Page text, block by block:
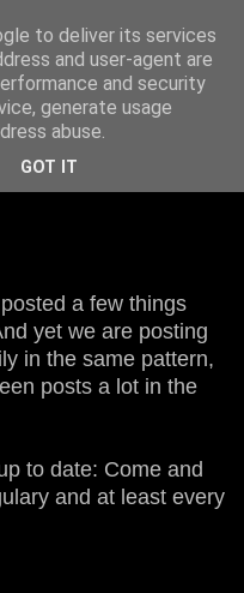
a few things
yet we are posting
in the same pattern,
posts a lot in the
to date: Come and
and at least every
to deliver its services
and user-agent are
and security
generate usage
abuse.
GOT IT